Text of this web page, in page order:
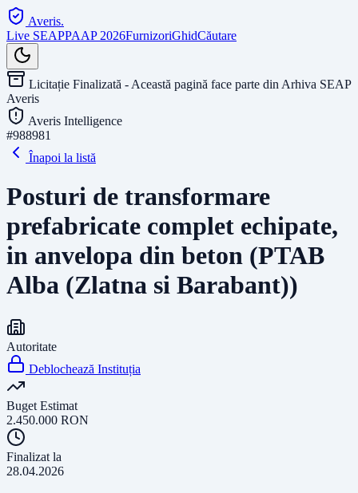
Averis.
Live SEAPPAAP 2026FurnizoriGhidCăutare
Licitație Finalizată - Această pagină face parte din Arhiva SEAP
Averis
Averis Intelligence
#988981
Înapoi la listă
Posturi de transformare
prefabricate complet echipate,
in anvelopa din beton (PTAB
Alba (Zlatna si Barabant))
Autoritate
Deblochează Instituția
Buget Estimat
2.450.000 RON
Finalizat la
28.04.2026